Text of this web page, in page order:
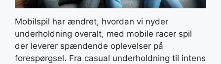
Mobilspil har ændret, hvordan vi nyder
underholdning overalt, med mobile racer spil
der leverer spændende oplevelser på
forespørgsel. Fra casual underholdning til intens